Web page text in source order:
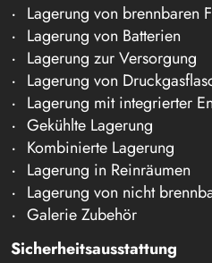
Lagerung von brennbaren
Lagerung von Batterien
Lagerung zur Versorgung
Lagerung von
Lagerung mit integrierter
Gekühlte Lagerung
Kombinierte Lagerung
Lagerung in Reinräumen
Lagerung von nicht
Galerie Zubehör
Sicherheitsausstattung